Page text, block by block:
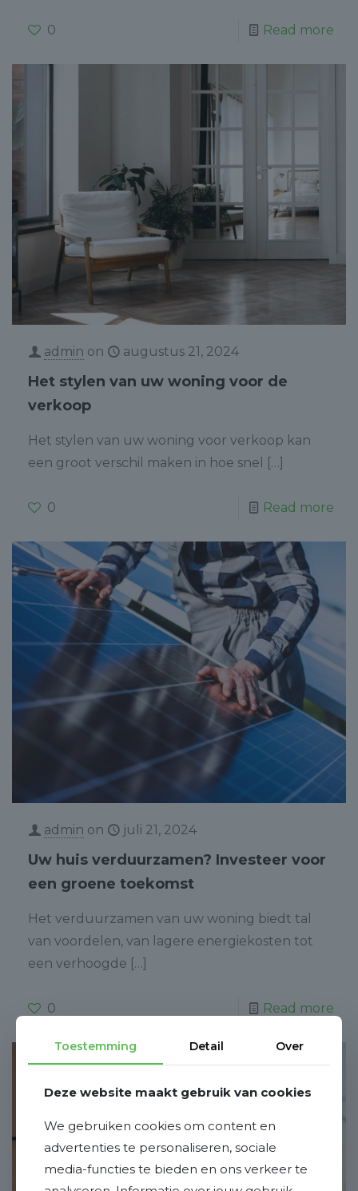
0 Read more
admin on augustus 21, 2024
Het stylen van uw woning voor de
verkoop
Het stylen van uw woning voor verkoop kan
een groot verschil maken in hoe snel
[…]
0 Read more
admin on juli 21, 2024
Uw huis verduurzamen? Investeer voor
een groene toekomst
Het verduurzamen van uw woning biedt tal
van voordelen, van lagere energiekosten tot
een verhoogde […]
0 Read more
Toestemming Detail Over
Deze website maakt gebruik van cookies
We gebruiken cookies om content en
advertenties te personaliseren, sociale
media-functies te bieden en ons verkeer te